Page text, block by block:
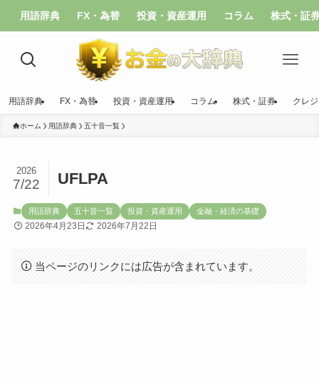
用語辞典 FX・為替 投資・資産運用 コラム 株式・証
用語辞典 FX・為替 投資・資産運用 コラム 株式・証券 クレ
ホーム 用語辞典 五十音一覧
UFLPA
2026
7/22
用語辞典 五十音一覧 投資・資産運用 金融・経済の基礎
2026年4月23日 2026年7月22日
当ページのリンクには広告が含まれています。